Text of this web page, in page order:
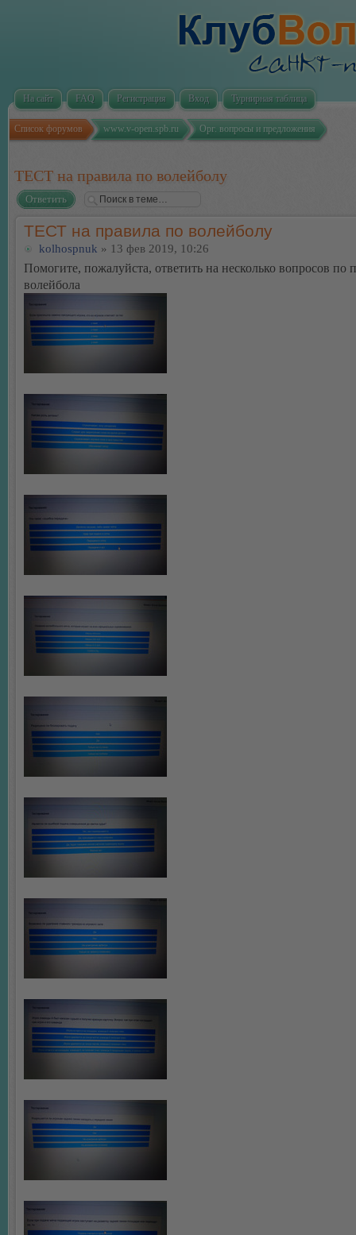
На сайт FAQ Регистрация Вход Турнирная таблица
Список форумов www.v-open.spb.ru Орг. вопросы и предложения
ТЕСТ на правила по волейболу
Ответить
ТЕСТ на правила по волейболу
kolhospnuk » 13 фев 2019, 10:26
Помогите, пожалуйста, ответить на несколько вопросов по
волейбола